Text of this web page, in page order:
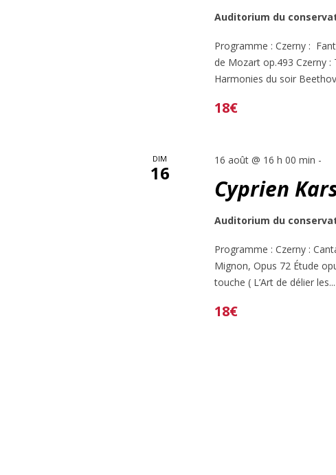
Auditorium du
Programme : Czerny :
de Mozart op.493 Czerny :
Harmonies du soir
18€
DIM
16
Cyprien
16 août @ 16 h 00 min -
Auditorium du
Programme : Czerny :
Mignon, Opus 72 Étude
touche ( L’Art de délier les...
18€